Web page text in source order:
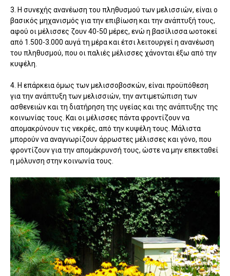
3. Η συνεχής ανανέωση του πληθυσμού των μελισσιών, είναι ο
βασικός μηχανισμός για την επιβίωση και την ανάπτυξή τους,
αφού οι μέλισσες ζουν 40-50 μέρες, ενώ η βασίλισσα ωοτοκεί
από 1.500-3.000 αυγά τη μέρα και έτσι λειτουργεί η ανανέωση
του πληθυσμού, που οι παλιές μέλισσες χάνονται έξω από την
κυψέλη.
4. Η επάρκεια όμως των μελισσοβοσκών, είναι προϋπόθεση
για την ανάπτυξη των μελισσιών, την αντιμετώπιση των
ασθενειών και τη διατήρηση της υγείας και της ανάπτυξης της
κοινωνίας τους. Και οι μέλισσες πάντα φροντίζουν να
απομακρύνουν τις νεκρές, από την κυψέλη τους. Μάλιστα
μπορούν να αναγνωρίζουν άρρωστες μέλισσες και γόνο, που
φροντίζουν για την απομάκρυνσή τους, ώστε να μην επεκταθεί
η μόλυνση στην κοινωνία τους.